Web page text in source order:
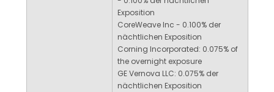
Exposition
CoreWeave Inc - 0.100% der
nächtlichen Exposition
Corning Incorporated: 0.075% of
the overnight exposure
GE Vernova LLC: 0.075% der
nächtlichen Exposition